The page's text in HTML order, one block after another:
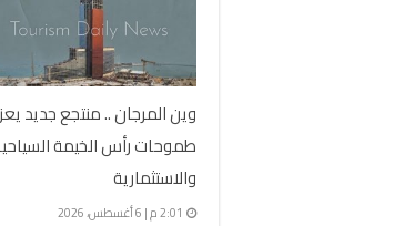
وين المرجان .. منتجع جديد
طموحات رأس الخيمة
والاستثمارية
2:01 م | 6 أغسطس، 2026